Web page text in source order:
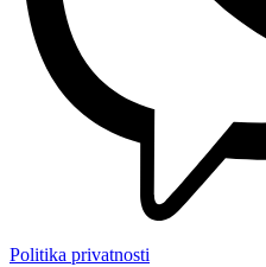
Politika privatnosti